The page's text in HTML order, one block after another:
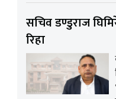
सचिव डण्डुराज
रिहा